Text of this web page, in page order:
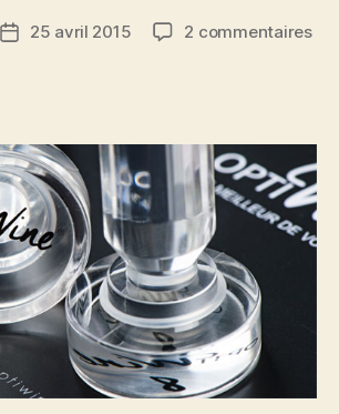
Date25 avril 2015 2 commentairessur
vin
en
10